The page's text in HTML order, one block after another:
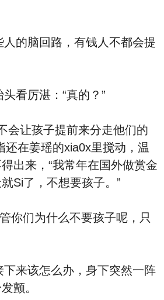
的脑回路，有钱人不都会提
看厉湛：“真的？”
会让孩子提前来分走他们的
还在姜瑶的xia0x里搅动，温
出来，“我常年在国外做赏金
Si了，不想要孩子。”
你们为什么不要孩子呢，只
来该怎么办，身下突然一阵
颤。